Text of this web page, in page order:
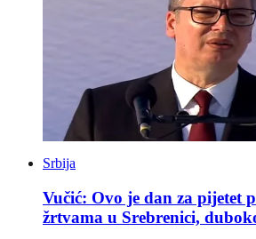
Srbija
Vučić: Ovo je dan za pijetet
žrtvama u Srebrenici,